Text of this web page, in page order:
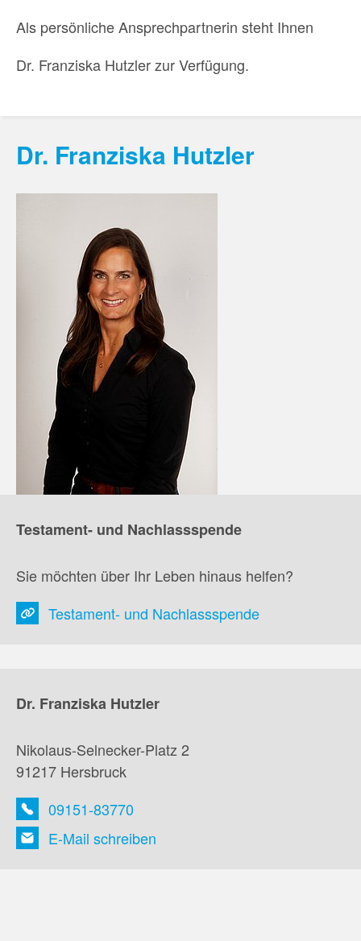
Als persönliche Ansprechpartnerin steht Ihnen
Dr. Franziska Hutzler zur Verfügung.
Dr. Franziska Hutzler
Testament- und Nachlassspende
Sie möchten über Ihr Leben hinaus helfen?
Testament- und Nachlassspende
Dr. Franziska Hutzler
Nikolaus-Selnecker-Platz 2
91217 Hersbruck
09151-83770
E-Mail schreiben